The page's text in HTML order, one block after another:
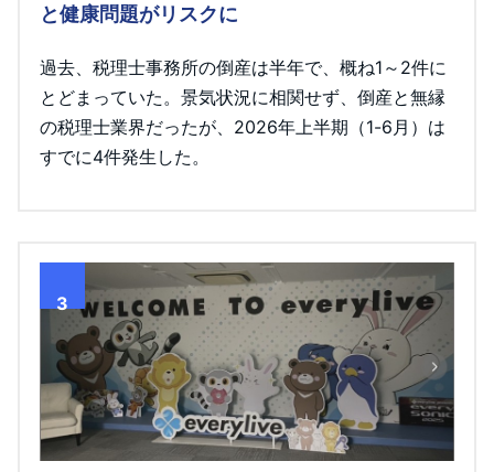
と健康問題がリスクに
過去、税理士事務所の倒産は半年で、概ね1～2件に
とどまっていた。景気状況に相関せず、倒産と無縁
の税理士業界だったが、2026年上半期（1-6月）は
すでに4件発生した。
3